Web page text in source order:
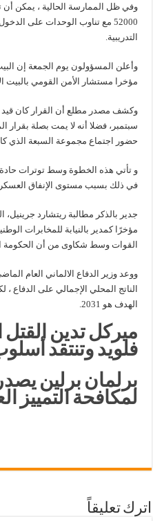
وفي ظل الممارسة الحالية ، يمكن أن
52000 مع تناوب الوحدات على
التدريبية.
وأعلن المسؤولون يوم الجمعة إن
مؤخرا مستشار الأمن القومي بالبيت
وكشف مصدر مطلع أن القرار كان قيد
سبتمبر، فضلا أنه لا يمت بصلة بقرار
حضور اجتماع مجموعة السبعة الذي
و تأتي هذه الخطوة وسط توترات حادة
في ذلك بسبب مستوى الإنفاق العسكري
جدير بالذكر مطالبة ريتشارد جرينيل،
مؤخرًا كمدير بالنيابة للمخابرات
القوات وسط شكاوى من أن الحكومة
الناتج المحلي الإجمالي على الدفاع
الهدف هو 2031.
ميركل تدين
فلويد وتنتقد
برلمان برلين
لمكافحة التمييز
اترك تعليقاً